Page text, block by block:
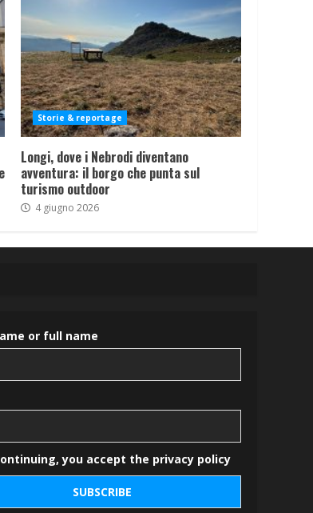
Storie & reportage
Longi, dove i Nebrodi diventano
avventura: il borgo che punta sul
turismo outdoor
4 giugno 2026
or full name
you accept the privacy policy